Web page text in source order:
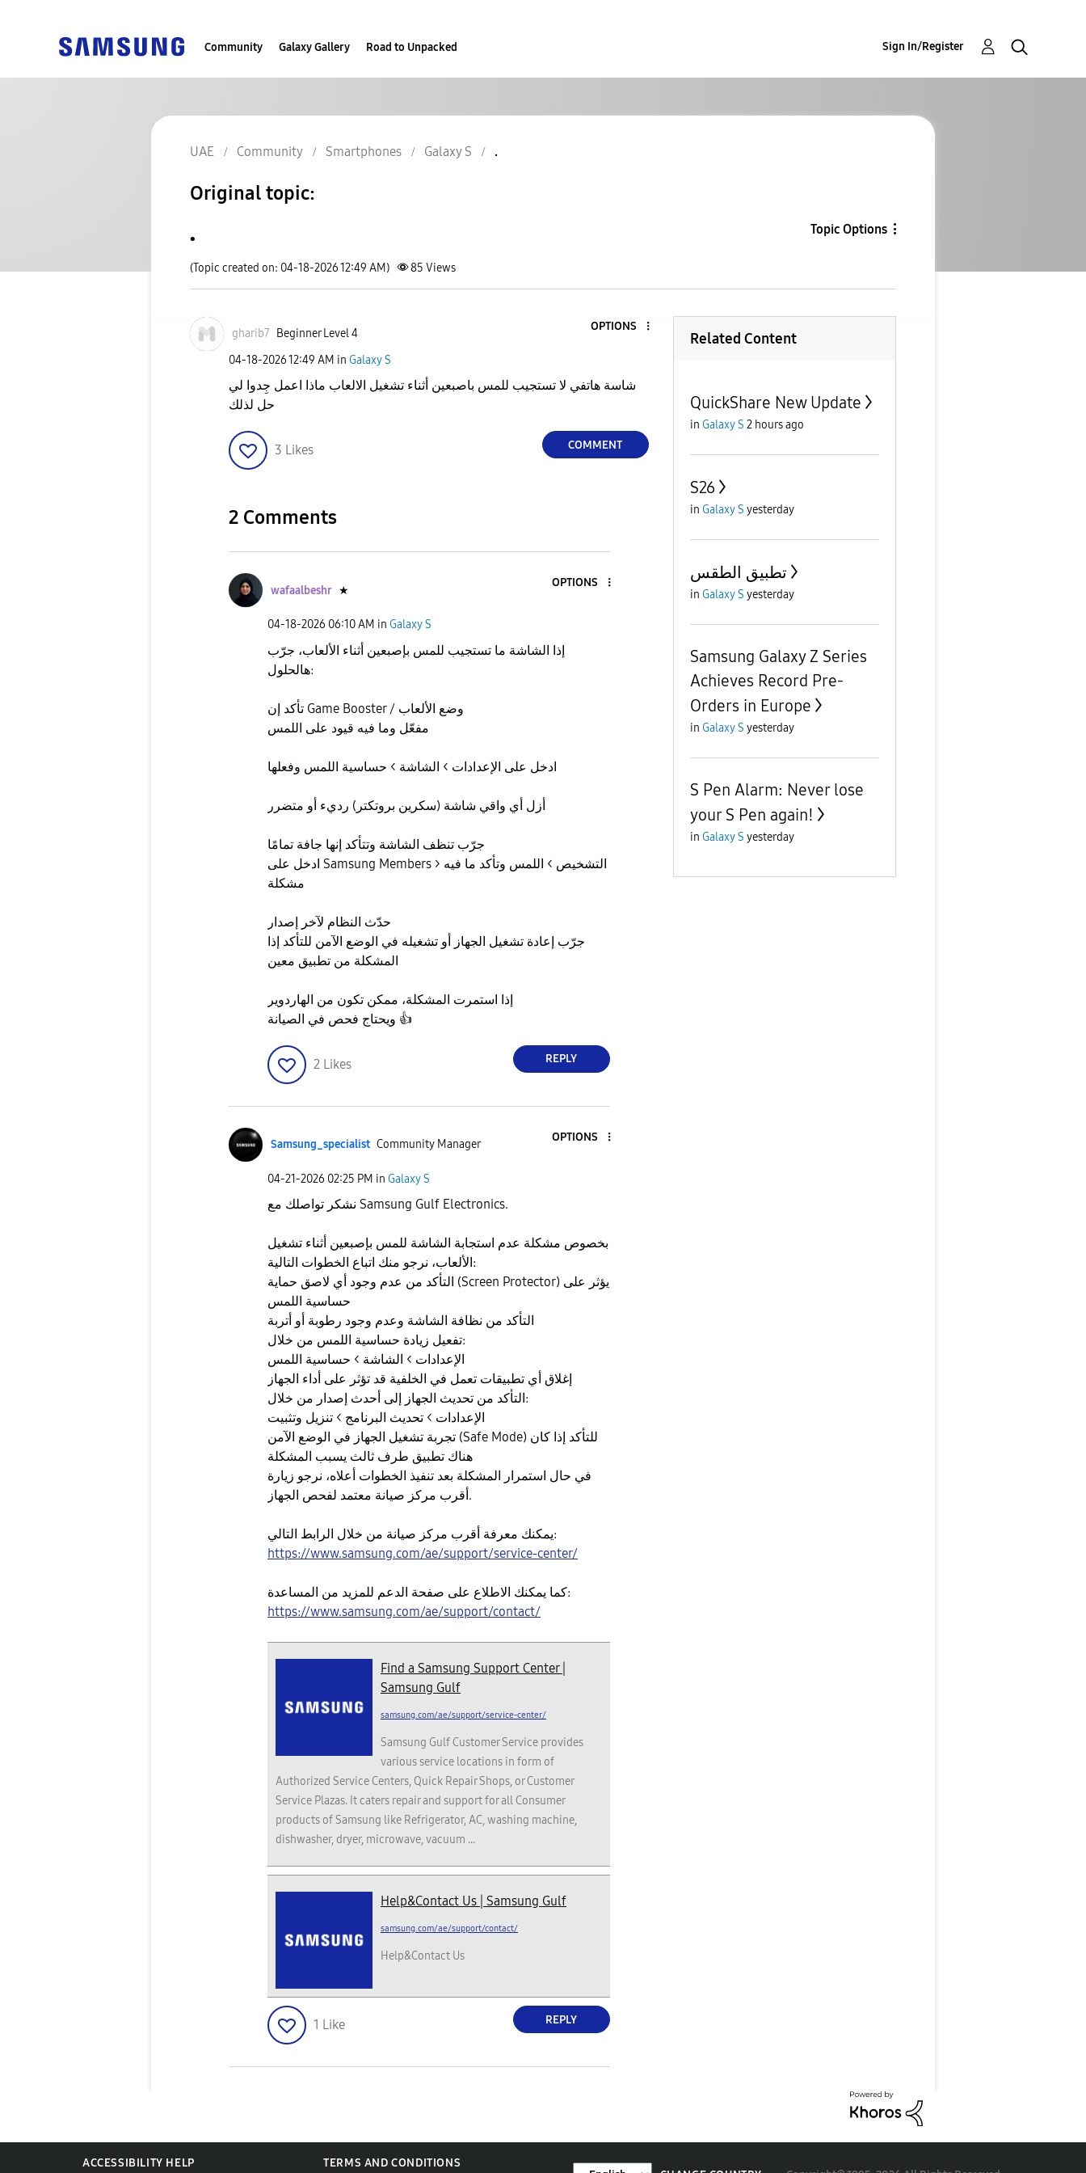
Community Galaxy Gallery Road to Unpacked Sign In/Register
UAE Community Smartphones Galaxy S .
Original topic:
. Topic Options
(Topic created on: 04-18-2026 12:49 AM) 85 Views
gharib7 Beginner Level 4
OPTIONS
‎04-18-202612:49 AM in Galaxy S
شاسة هاتفي لا تستجيب للمس باصبعين أثناء تشغيل الالعاب ماذا اعمل جِدوا لي
حل لذلك
3 Likes COMMENT
2 Comments
wafaalbeshr ★
OPTIONS
‎04-18-2026 06:10 AM in Galaxy S
إذا الشاشة ما تستجيب للمس بإصبعين أثناء الألعاب، جرّب
هالحلول:
تأكد إن Game Booster / وضع الألعاب
مفعّل وما فيه قيود على اللمس
ادخل على الإعدادات > الشاشة > حساسية اللمس وفعلها
أزل أي واقي شاشة (سكرين بروتكتر) رديء أو متضرر
جرّب تنظف الشاشة وتتأكد إنها جافة تمامًا
ادخل على Samsung Members > التشخيص > اللمس وتأكد ما فيه
مشكلة
حدّث النظام لآخر إصدار
جرّب إعادة تشغيل الجهاز أو تشغيله في الوضع الآمن للتأكد إذا
المشكلة من تطبيق معين
إذا استمرت المشكلة، ممكن تكون من الهاردوير
👍
2 Likes REPLY
Samsung_specialist Community Manager
OPTIONS
‎04-21-2026 02:25 PM in Galaxy S
نشكر تواصلك مع Samsung Gulf Electronics.
بخصوص مشكلة عدم استجابة الشاشة للمس بإصبعين أثناء تشغيل
الألعاب، نرجو منك اتباع الخطوات التالية:
التأكد من عدم وجود أي لاصق حماية (Screen Protector) يؤثر على
حساسية اللمس
التأكد من نظافة الشاشة وعدم وجود رطوبة أو أتربة
تفعيل زيادة حساسية اللمس من خلال:
الإعدادات > الشاشة > حساسية اللمس
إغلاق أي تطبيقات تعمل في الخلفية قد تؤثر على أداء الجهاز
التأكد من تحديث الجهاز إلى أحدث إصدار من خلال:
الإعدادات > تحديث البرنامج > تنزيل وتثبيت
تجربة تشغيل الجهاز في الوضع الآمن (Safe Mode) للتأكد إذا كان
هناك تطبيق طرف ثالث يسبب المشكلة
في حال استمرار المشكلة بعد تنفيذ الخطوات أعلاه، نرجو زيارة
أقرب مركز صيانة معتمد لفحص الجهاز.
يمكنك معرفة أقرب مركز صيانة من خلال الرابط التالي:
https://www.samsung.com/ae/support/service-center/
كما يمكنك الاطلاع على صفحة الدعم للمزيد من المساعدة:
https://www.samsung.com/ae/support/contact/
Find a Samsung Support Center |
Samsung Gulf
samsung.com/ae/support/service-center/
Samsung Gulf Customer Service provides
various service locations in form of
Authorized Service Centers, Quick Repair Shops, or Customer
Service Plazas. It caters repair and support for all Consumer
products of Samsung like Refrigerator, AC, washing machine,
dishwasher, dryer, microwave, vacuum ...
Help&Contact Us | Samsung Gulf
samsung.com/ae/support/contact/
Help&Contact Us
1 Like REPLY
Related Content
QuickShare New Update
in Galaxy S 2 hours ago
S26
in Galaxy S yesterday
تطبيق الطقس
in Galaxy S yesterday
Samsung Galaxy Z Series
Achieves Record Pre-
Orders in Europe
in Galaxy S yesterday
S Pen Alarm: Never lose
your S Pen again!
in Galaxy S yesterday
ACCESSIBILITY HELP
TERMS AND CONDITIONS